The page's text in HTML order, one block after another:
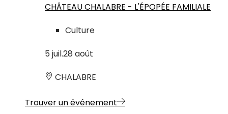
CHÂTEAU CHALABRE - L'ÉPOPÉE FAMILIALE
Culture
5 juil.28 août
CHALABRE
Trouver un événement